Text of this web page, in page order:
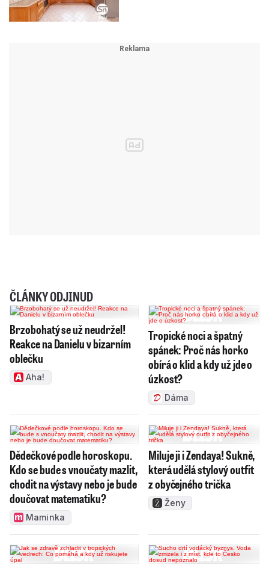
ČLÁNKY ODJINUD
Brzobohatý se už neudržel!
Reakce na Danielu v bizarním
oblečku
Aha!
Tropické noci a špatný
spánek: Proč nás horko
obírá o klid a kdy už jde o
úzkost?
Dáma
Dědečkové podle horoskopu.
Kdo se bude s vnoučaty mazlit,
chodit na výstavy nebo je bude
doučovat matematiku?
Maminka
Miluje ji i Zendaya! Sukně,
která udělá stylový outfit
z obyčejného trička
Ženy